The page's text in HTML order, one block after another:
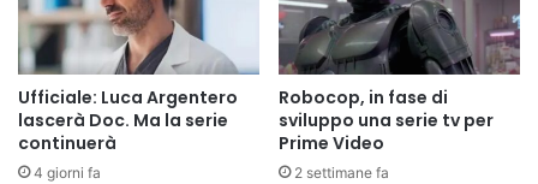
Ufficiale: Luca Argentero
lascerà Doc. Ma la serie
continuerà
4 giorni fa
Robocop, in fase di
sviluppo una serie tv per
Prime Video
2 settimane fa